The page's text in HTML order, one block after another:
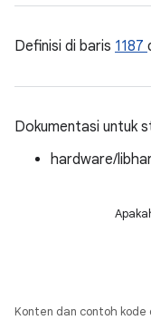
Definisi di baris 1187
Dokumentasi untuk
hardware/
Konten dan contoh